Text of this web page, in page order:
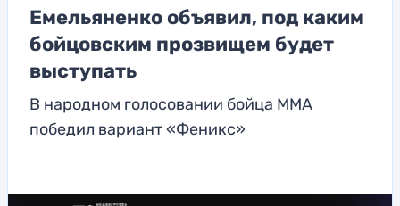
Емельяненко объявил, под каким
бойцовским прозвищем будет
выступать
В народном голосовании бойца ММА
победил вариант «Феникс»